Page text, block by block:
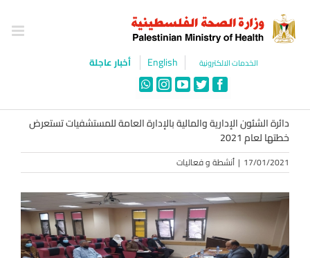
content
الخدمات الالكترونية English أخبار عاجلة
Facebook
Twitter
YouTube
Instagram
WhatsApp
دائرة الشئون الإدارية والمالية بالإدارة العامة للمستشفيات تستعرض
خطتها لعام 2021
17/01/2021
| أنشطة و فعاليات